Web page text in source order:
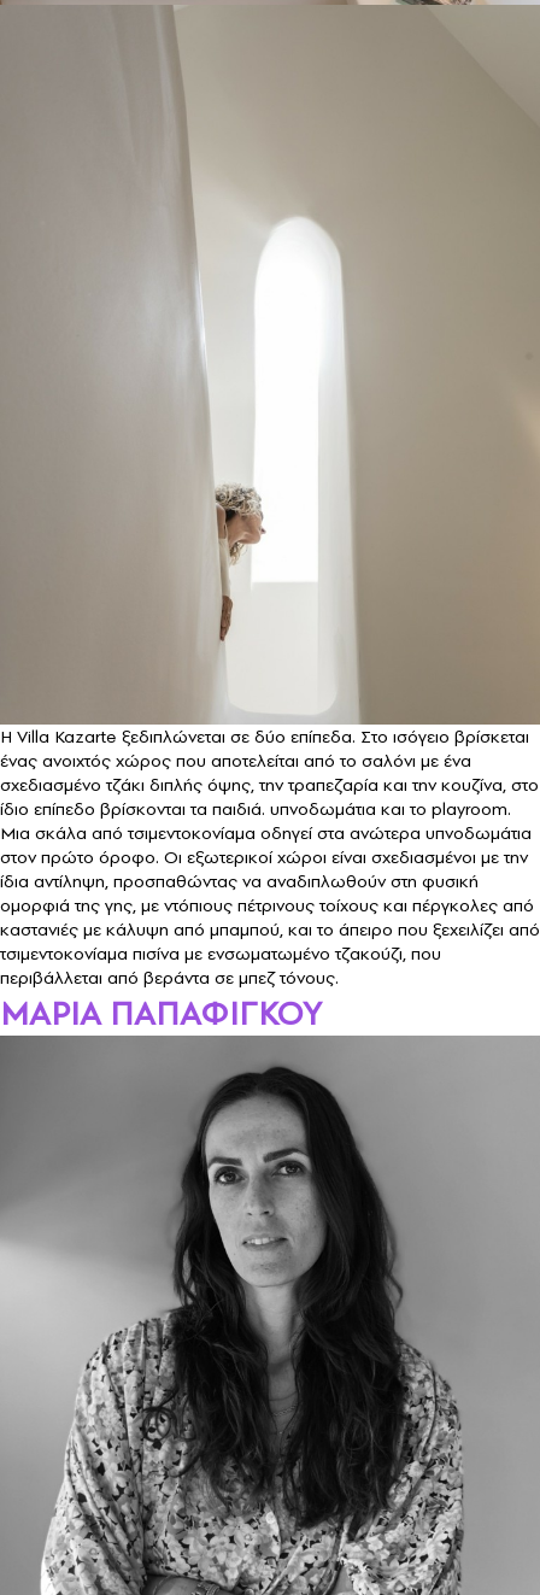
Η Villa Kazarte ξεδιπλώνεται σε δύο επίπεδα. Στο ισόγειο βρίσκεται
ένας ανοιχτός χώρος που αποτελείται από το σαλόνι με ένα
σχεδιασμένο τζάκι διπλής όψης, την τραπεζαρία και την κουζίνα, στο
ίδιο επίπεδο βρίσκονται τα παιδιά. υπνοδωμάτια και το playroom.
Μια σκάλα από τσιμεντοκονίαμα οδηγεί στα ανώτερα υπνοδωμάτια
στον πρώτο όροφο. Οι εξωτερικοί χώροι είναι σχεδιασμένοι με την
ίδια αντίληψη, προσπαθώντας να αναδιπλωθούν στη φυσική
ομορφιά της γης, με ντόπιους πέτρινους τοίχους και πέργκολες από
καστανιές με κάλυψη από μπαμπού, και το άπειρο που ξεχειλίζει από
τσιμεντοκονίαμα πισίνα με ενσωματωμένο τζακούζι, που
περιβάλλεται από βεράντα σε μπεζ τόνους.
ΜΑΡΙΑ ΠΑΠΑΦΙΓΚΟΥ